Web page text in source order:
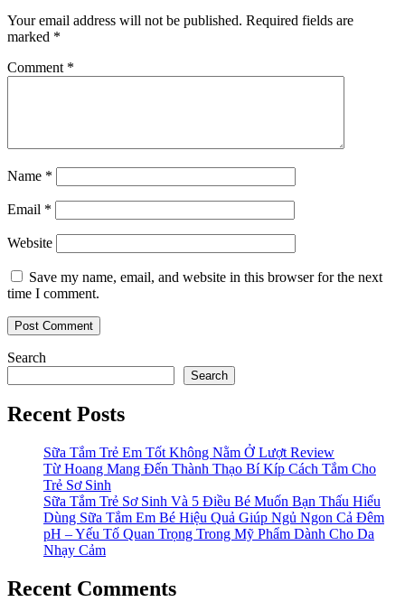
Your email address will not be published. Required fields are
marked *
Comment *
Name *
Email *
Website
Save my name, email, and website in this browser for the next
time I comment.
Search
Search
Recent Posts
Sữa Tắm Trẻ Em Tốt Không Nằm Ở Lượt Review
Từ Hoang Mang Đến Thành Thạo Bí Kíp Cách Tắm Cho
Trẻ Sơ Sinh
Sữa Tắm Trẻ Sơ Sinh Và 5 Điều Bé Muốn Bạn Thấu Hiểu
Dùng Sữa Tắm Em Bé Hiệu Quả Giúp Ngủ Ngon Cả Đêm
pH – Yếu Tố Quan Trọng Trong Mỹ Phẩm Dành Cho Da
Nhạy Cảm
Recent Comments